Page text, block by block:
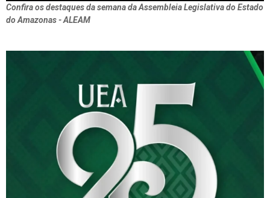
Confira os destaques da semana da Assembleia Legislativa do Estado
do Amazonas - ALEAM